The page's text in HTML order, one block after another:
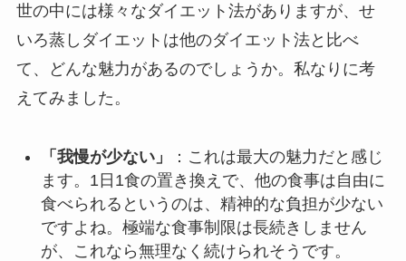
世の中には様々なダイエット法がありますが、せ
いろ蒸しダイエットは他のダイエット法と比べ
て、どんな魅力があるのでしょうか。私なりに考
えてみました。
「我慢が少ない」
：これは最大の魅力だと感じ
ます。1日1食の置き換えで、他の食事は自由に
食べられるというのは、精神的な負担が少ない
ですよね。極端な食事制限は長続きしません
が、これなら無理なく続けられそうです。